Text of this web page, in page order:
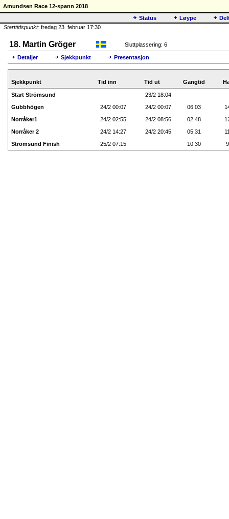
Amundsen Race 12-spann 2018
Status
Løype
Starttidspunkt: fredag 23. februar 17:30
18. Martin Gröger Sluttplassering: 6
Detaljer Sjekkpunkt Presentasjon
Sjekkpunkt Tid inn Tid ut Gangtid
Start Strömsund
23/2 18:04
Gubbhögen
24/2 00:07 24/2 00:07 06:03
Norråker1
24/2 02:55 24/2 08:56 02:48
Norråker 2
24/2 14:27 24/2 20:45 05:31
Strömsund Finish
25/2 07:15 10:30